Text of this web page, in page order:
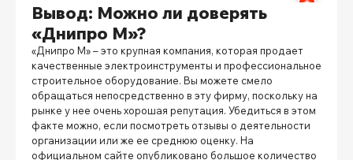
Вывод: Можно ли доверять
«Днипро М»?
«Днипро М» – это крупная компания, которая продает
качественные электроинструменты и профессиональное
строительное оборудование. Вы можете смело
обращаться непосредственно в эту фирму, поскольку на
рынке у нее очень хорошая репутация. Убедиться в этом
факте можно, если посмотреть отзывы о деятельности
организации или же ее среднюю оценку. На
официальном сайте опубликовано большое количество